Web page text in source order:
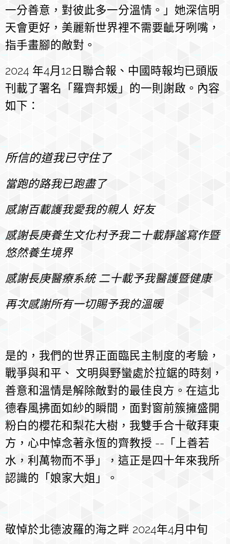
一分善意，對彼此多一分溫情。」她深信明
天會更好，美麗新世界裡不需要齜牙咧嘴，
指手畫腳的敵對。
2024 年4月12日聯合報、中國時報均已頭版
刊載了署名「羅齊邦媛」的一則謝啟。內容
如下：
所信的道我已守住了
當跑的路我已跑盡了
感謝百載護我愛我的親人 好友
感謝長庚養生文化村予我二十載靜謐寫作暨
悠然養生境界
感謝長庚醫療系統 二十載予我醫護暨健康
再次感謝所有一切賜予我的溫暖
是的，我們的世界正面臨民主制度的考驗，
戰爭與和平、 文明與野蠻處於拉鋸的時刻，
善意和溫情是解除敵對的最佳良方。在這北
德春風拂面如紗的瞬間，面對窗前簇擁盛開
粉白的櫻花和梨花大樹，我雙手合十敬拜東
方，心中悼念著永恆的齊教授 --「上善若
水，利萬物而不爭」，這正是四十年來我所
認識的「娘家大姐」。
敬悼於北德波羅的海之畔 2024年4月中旬